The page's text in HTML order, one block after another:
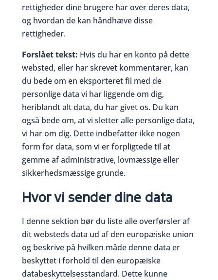
rettigheder dine brugere har over deres data,
og hvordan de kan håndhæve disse
rettigheder.
Forslået tekst: Hvis du har en konto på dette
websted, eller har skrevet kommentarer, kan
du bede om en eksporteret fil med de
personlige data vi har liggende om dig,
heriblandt alt data, du har givet os. Du kan
også bede om, at vi sletter alle personlige data,
vi har om dig. Dette indbefatter ikke nogen
form for data, som vi er forpligtede til at
gemme af administrative, lovmæssige eller
sikkerhedsmæssige grunde.
Hvor vi sender dine data
I denne sektion bør du liste alle overførsler af
dit websteds data ud af den europæiske union
og beskrive på hvilken måde denne data er
beskyttet i forhold til den europæiske
databeskyttelsesstandard. Dette kunne